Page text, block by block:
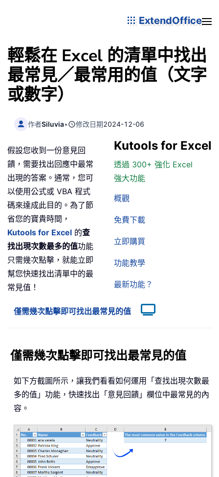
ExtendOffice
輕鬆在 Excel 的清單中找出
最常見／最常用的值（文字
或數字）
作者Siluvia• 修改日期2024-12-06
Kutools for Excel
透過 300+ 強化 Excel
強大功能
概觀
免費下載
立即購買
功能教學
最新功能？
假設您收到一份意見回
饋，需要找出回應中最常
出現的答案。通常，您可
以使用公式或 VBA 程式
碼來達成此目的。為了節
省您的寶貴時間，
Kutools for Excel 的查
找出現次數最多的值功能
只需幾次點擊，就能立即
幫您快速找出清單中的最
常見值！
僅需幾次點擊即可找出最常見的值
僅需幾次點擊即可找出最常見的值
如下方截圖所示，讓我們看看如何運用「查找出現次數最
多的值」功能，快速找出「意見回饋」欄位中最常見的內
容。